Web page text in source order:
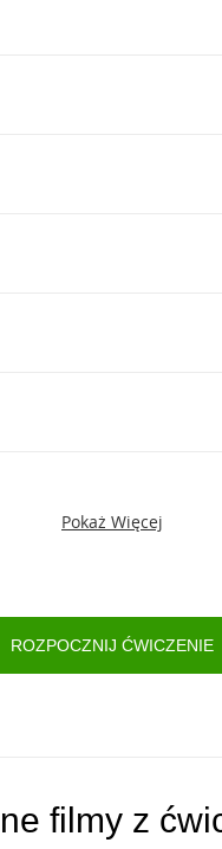
Pokaż Więcej
ROZPOCZNIJ ĆWICZENIE
filmy z